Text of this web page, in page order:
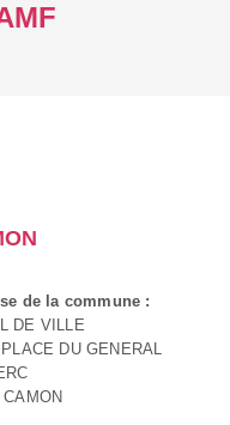
de la commune :
DE VILLE
DU GENERAL